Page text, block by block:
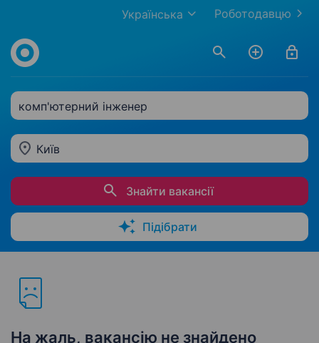
Роботодавцю
Українська
комп'ютерний інженер
Київ
Знайти вакансії
Підібрати
На жаль, вакансію не знайдено